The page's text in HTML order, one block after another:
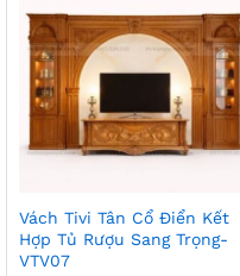
Vách Tivi Tân Cổ Điển Kết
Hợp Tủ Rượu Sang Trọng-
VTV07